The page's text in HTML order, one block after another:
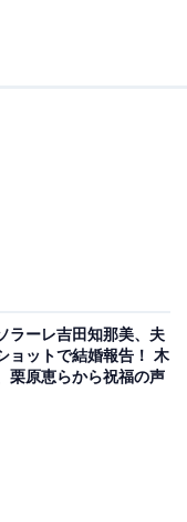
ラーレ吉田知那美、夫
ョットで結婚報告！ 木
栗原恵らから祝福の声